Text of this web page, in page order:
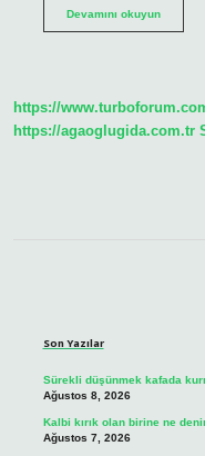
Devamını okuyunHalvet
https://
https://agaoglugida.com.tr
Son Yazılar
Sürekli düşünmek kafada
Ağustos 8, 2026
Kalbi kırık olan birine ne
Ağustos 7, 2026